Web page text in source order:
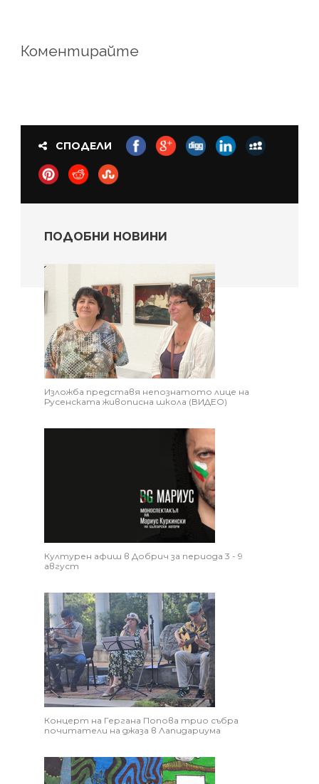
Коментирайте
СПОДЕЛИ
ПОДОБНИ НОВИНИ
Изложба представя непознатото лице на
Русенската живописна школа (ВИДЕО)
Културен афиш в Добрич за периода 3 - 9
август
Концерт на Гергана Попова трио събра
почитатели на джаза в Лапидариума